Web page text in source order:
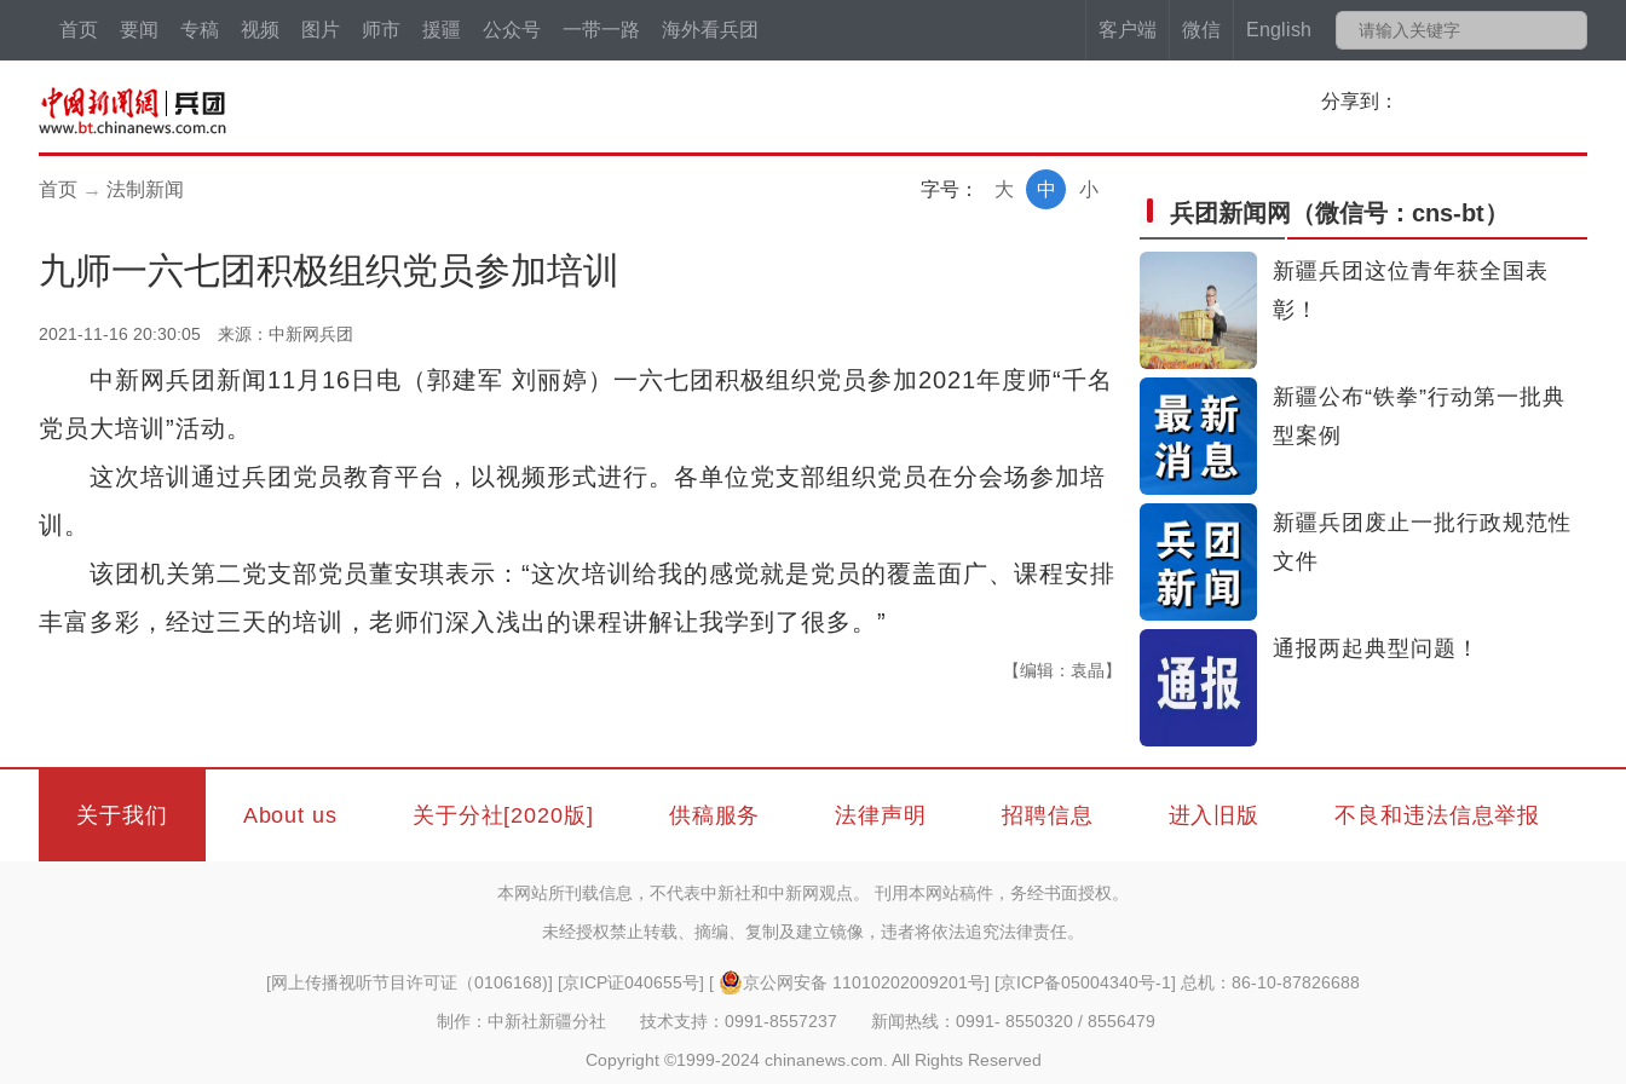
客户端 微信 English
首页 要闻 专稿 视频 图片 师市 援疆 公众号 一带一路 海外看兵团
分享到：
首页 → 法制新闻 字号： 小
中
大
九师一六七团积极组织党员参加培训
2021-11-16 20:30:05 来源：中新网兵团
中新网兵团新闻11月16日电（郭建军 刘丽婷）一六七团积极组织党员参加2021年度师“千名
党员大培训”活动。
这次培训通过兵团党员教育平台，以视频形式进行。各单位党支部组织党员在分会场参加培
训。
该团机关第二党支部党员董安琪表示：“这次培训给我的感觉就是党员的覆盖面广、课程安排
丰富多彩，经过三天的培训，老师们深入浅出的课程讲解让我学到了很多。”
【编辑：袁晶】
兵团新闻网 （微信号：cns-bt）
新疆兵团这位青年获全国表
彰！
新疆公布“铁拳”行动第一批典
型案例
新疆兵团废止一批行政规范性
文件
通报两起典型问题！
关于我们 About us 关于分社[2020版] 供稿服务 法律声明 招聘信息 进入旧版 不良和违法信息举报
本网站所刊载信息，不代表中新社和中新网观点。 刊用本网站稿件，务经书面授权。
未经授权禁止转载、摘编、复制及建立镜像，违者将依法追究法律责任。
[网上传播视听节目许可证（0106168)] [京ICP证040655号] [ 京公网安备 11010202009201号] [京ICP备05004340号-1] 总机：86-10-87826688
制作：中新社新疆分社 技术支持：0991-8557237 新闻热线：0991- 8550320 / 8556479
Copyright ©1999-2024 chinanews.com. All Rights Reserved